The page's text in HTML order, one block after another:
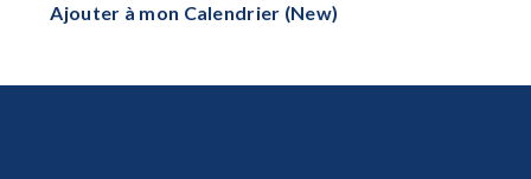
Ajouter à mon Calendrier (New)